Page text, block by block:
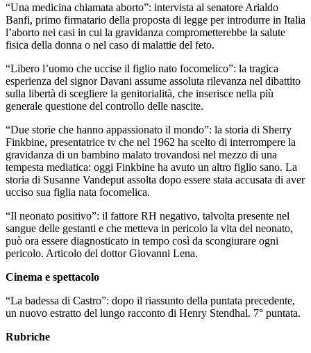
“Una medicina chiamata aborto”: intervista al senatore Arialdo
Banfi, primo firmatario della proposta di legge per introdurre in Italia
l’aborto nei casi in cui la gravidanza comprometterebbe la salute
fisica della donna o nel caso di malattie del feto.
“Libero l’uomo che uccise il figlio nato focomelico”: la tragica
esperienza del signor Davani assume assoluta rilevanza nel dibattito
sulla libertà di scegliere la genitorialità, che inserisce nella più
generale questione del controllo delle nascite.
“Due storie che hanno appassionato il mondo”: la storia di Sherry
Finkbine, presentatrice tv che nel 1962 ha scelto di interrompere la
gravidanza di un bambino malato trovandosi nel mezzo di una
tempesta mediatica: oggi Finkbine ha avuto un altro figlio sano. La
storia di Susanne Vandeput assolta dopo essere stata accusata di aver
ucciso sua figlia nata focomelica.
“Il neonato positivo”: il fattore RH negativo, talvolta presente nel
sangue delle gestanti e che metteva in pericolo la vita del neonato,
può ora essere diagnosticato in tempo così da scongiurare ogni
pericolo. Articolo del dottor Giovanni Lena.
Cinema e spettacolo
“La badessa di Castro”: dopo il riassunto della puntata precedente,
un nuovo estratto del lungo racconto di Henry Stendhal. 7° puntata.
Rubriche